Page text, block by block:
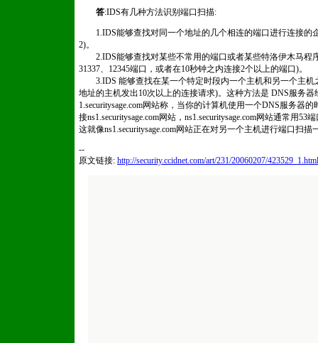
答:IDS有几种方法识别端口扫描:
1.IDS能够查找对同一个地址的几个相连的端口进行连接的
2)。
2.IDS能够查找对某些不常用的端口或者某些特洛伊木马程
31337、12345端口，或者在10秒钟之内连接2个以上的端口)。
3.IDS 能够查找在某一个特定时段内一个主机和另一个主机
地址的主机发出10次以上的连接请求)。这种方法是 DNS服务
1.securitysage.com网站称，当你的计算机使用一个DNS服务器
接ns1.securitysage.com网站，ns1.securitysage.com网站通常用
这就像ns1.securitysage.com网站正在对另一个主机进行端口扫
--
原文链接: http://security.ccidnet.com/art/231/20060207/423529_1.html